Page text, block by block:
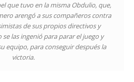
que tuvo en la misma Obdulio, que,
arengó a sus compañeros contra
de sus propios directivos y
las ingenió para parar el juego y
equipo, para conseguir después la
victoria.